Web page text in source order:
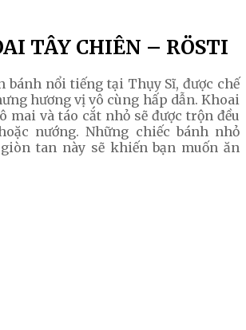
TÂY CHIÊN – RÖSTI
bánh nổi tiếng tại Thụy Sĩ, được chế
hương vị vô cùng hấp dẫn. Khoai
mai và táo cắt nhỏ sẽ được trộn đều
nướng. Những chiếc bánh nhỏ
tan này sẽ khiến bạn muốn ăn